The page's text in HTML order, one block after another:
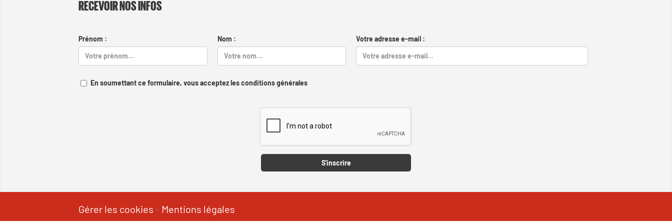
RECEVOIR NOS INFOS
Prénom : Nom : Votre adresse e-mail :
En soumettant ce formulaire, vous acceptez les conditions générales
S'inscrire
Gérer les cookies - Mentions légales